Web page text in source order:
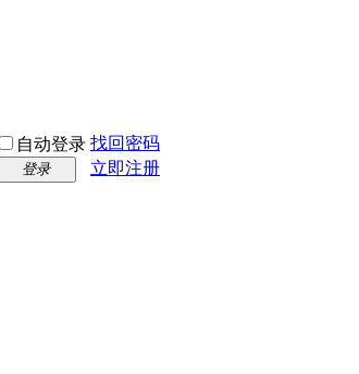
自动登录 找回密码
登录
立即注册